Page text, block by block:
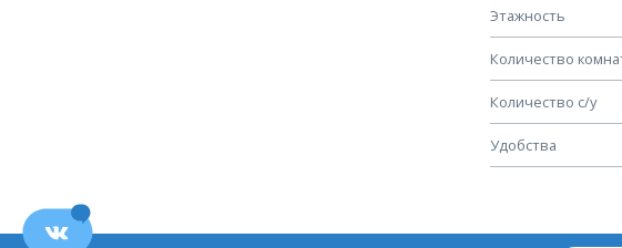
Этажность
Количество
Количество с/у
Удобства
Узлы
План кровли